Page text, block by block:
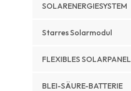
SOLARENERGIESYSTEM
Starres Solarmodul
FLEXIBLES SOLARPANEL
BLEI-SÄURE-BATTERIE